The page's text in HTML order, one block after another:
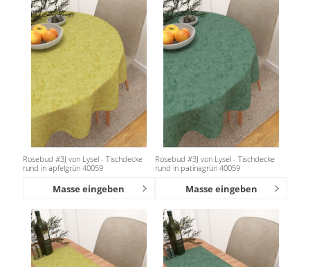
Rosebud #3J von Lysel - Tischdecke
rund in apfelgrün 40059
Masse eingeben
Rosebud #3J von Lysel - Tischdecke
rund in patinagrün 40059
Masse eingeben